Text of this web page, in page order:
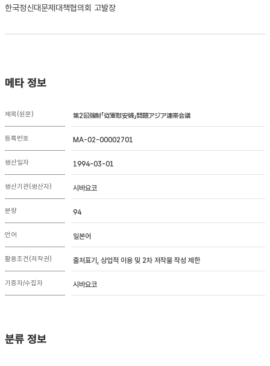
한국정신대문제대책협의회 고발장
메타 정보
제목(원문) 第2回強制「従軍慰安婦」問題アジア連帯会議
등록번호 MA-02-00002701
생산일자 1994-03-01
생산기관(생산자) 시바요코
분량 94
언어 일본어
활용조건(저작권) 출처표기, 상업적 이용 및 2차 저작물 작성 제한
기증자/수집자 시바요코
분류 정보